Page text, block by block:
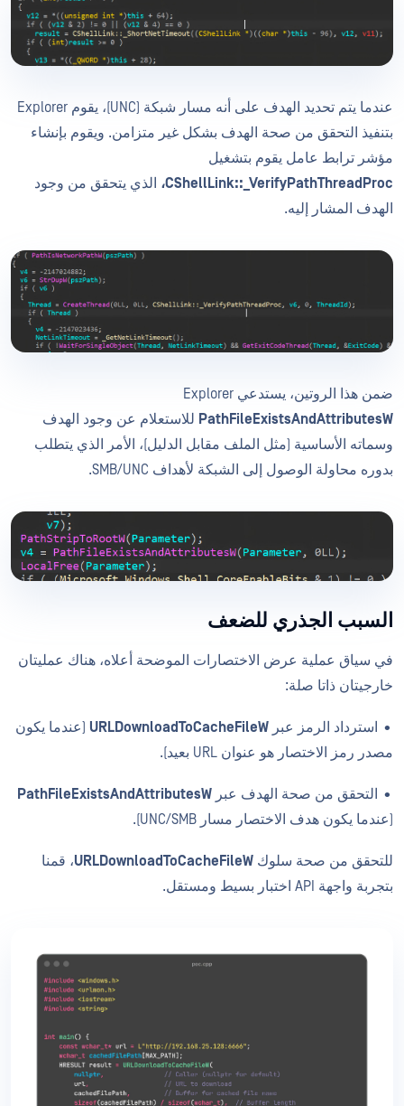
عندما يتم تحديد الهدف على أنه مسار شبكة (UNC)، يقوم Explorer
بتنفيذ التحقق من صحة الهدف بشكل غير متزامن. ويقوم بإنشاء
مؤشر ترابط عامل يقوم بتشغيل
CShellLink::_VerifyPathThreadProc،
الذي يتحقق من وجود
الهدف المشار إليه.
ضمن هذا الروتين، يستدعي Explorer
PathFileExistsAndAttributesW للاستعلام عن وجود الهدف
وسماته الأساسية (مثل الملف مقابل الدليل)، الأمر الذي يتطلب
بدوره محاولة الوصول إلى الشبكة لأهداف SMB/UNC.
السبب الجذري للضعف
في سياق عملية عرض الاختصارات الموضحة أعلاه، هناك عمليتان
خارجيتان ذاتا صلة:
• استرداد الرمز عبر URLDownloadToCacheFileW (عندما يكون
مصدر رمز الاختصار هو عنوان URL بعيد).
• التحقق من صحة الهدف عبر PathFileExistsAndAttributesW
(عندما يكون هدف الاختصار مسار UNC/SMB).
للتحقق من صحة سلوك URLDownloadToCacheFileW، قمنا
بتجربة واجهة API اختبار بسيط ومستقل.